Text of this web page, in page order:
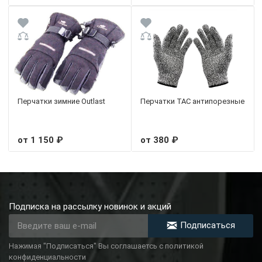
Перчатки зимние Outlast
от 1 150 ₽
Перчатки TAC антипорезные
от 380 ₽
Подписка на рассылку новинок и акций
Подписаться
Нажимая "Подписаться" Вы соглашаетсь с политикой
конфиденциальности